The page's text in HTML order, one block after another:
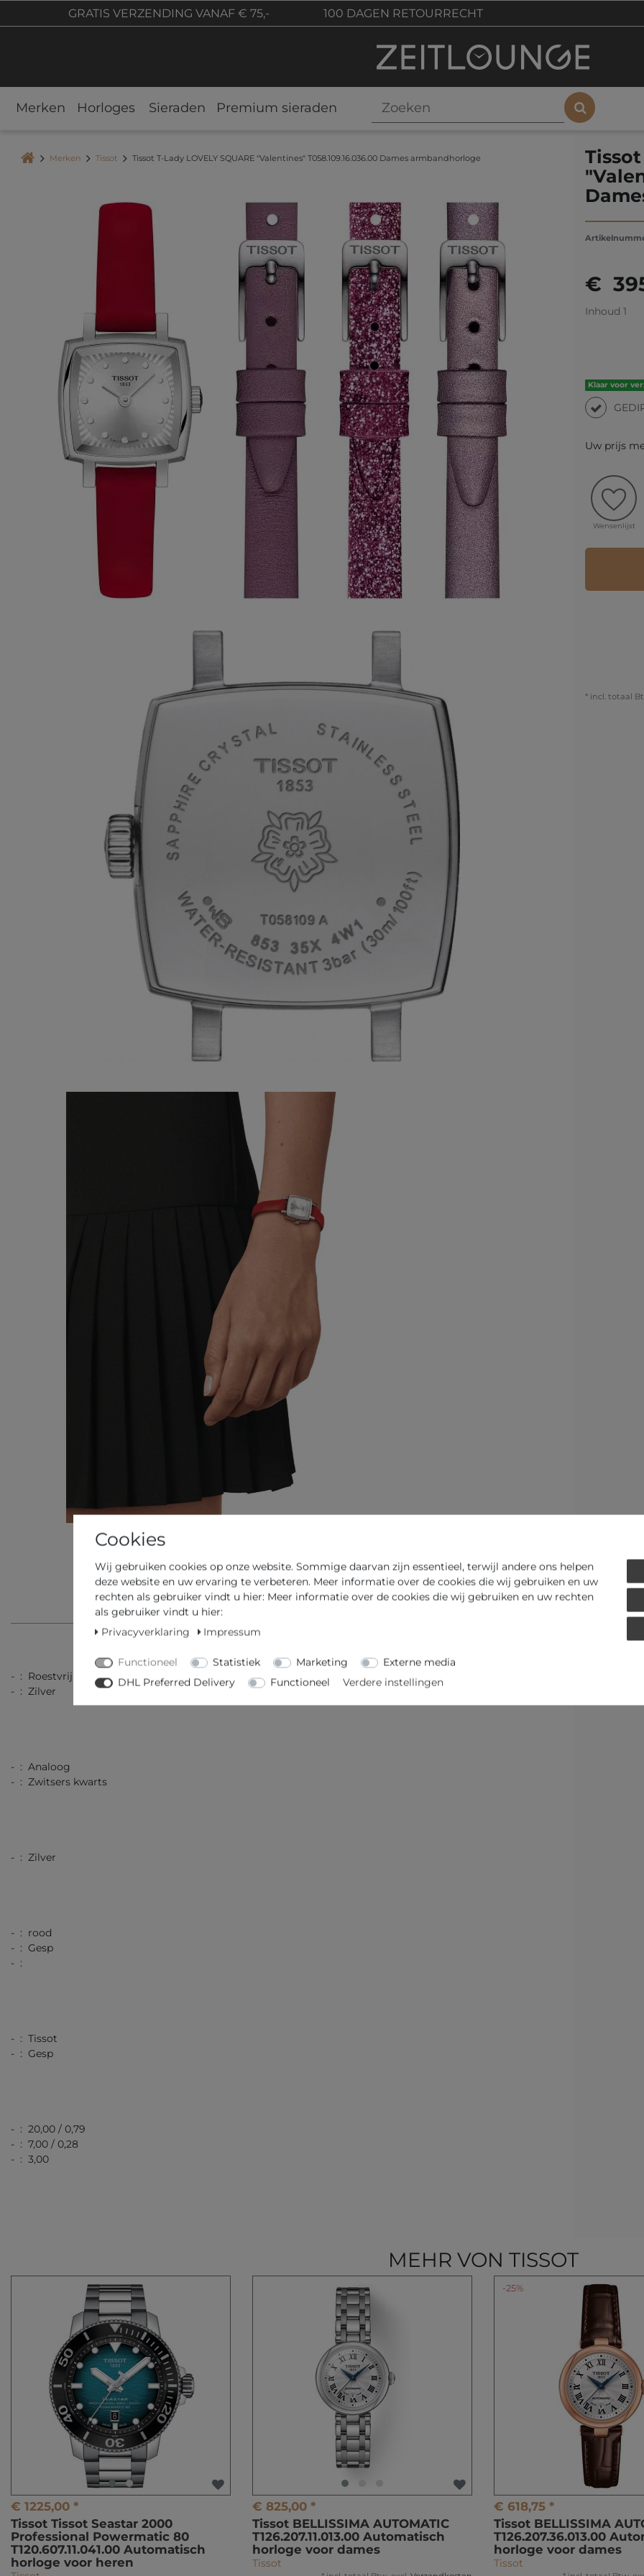
GRATIS VERZENDING VANAF € 75,- 100 DAGEN RETOURRECHT
Merken Horloges Sieraden Premium sieraden
Merken Tissot Tissot T-Lady LOVELY SQUARE "Valentines" T058.109.16.036.00 Dames armbandhorloge
TECHNISCHE SPECIFICATIES
- : Roestvrij staal
- : Zilver
- : Analoog
- : Zwitsers kwarts
- : Zilver
- : rood
- : Gesp
- :
- : Tissot
- : Gesp
- : 20,00 / 0,79
- : 7,00 / 0,28
- : 3,00
Tissot
€
Inhoud 1
Klaar voor
Uw prijs
Wensenlijst
* incl. totaal
MEHR VON TISSOT
€ 1225,00 *
Tissot Tissot Seastar 2000
Professional Powermatic 80
T120.607.11.041.00 Automatisch
horloge voor heren
€ 825,00 *
Tissot BELLISSIMA AUTOMATIC
T126.207.11.013.00 Automatisch
horloge voor dames
Tissot
-25%
€ 618,75 *
Tissot BELLISSIMA
T126.207.36.013.00
horloge voor dames
Tissot
Cookies
Wij gebruiken cookies op onze website. Sommige daarvan zijn essentieel, terwijl andere ons helpen
deze website en uw ervaring te verbeteren. Meer informatie over de cookies die wij gebruiken en uw
rechten als gebruiker vindt u hier: Meer informatie over de cookies die wij gebruiken en uw rechten
als gebruiker vindt u hier:
Privacyverklaring
Impressum
Functioneel Statistiek Marketing
Externe media
DHL Preferred Delivery
Functioneel Verdere instellingen